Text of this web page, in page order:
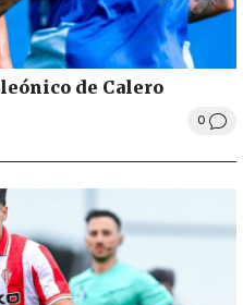
de Calero
0